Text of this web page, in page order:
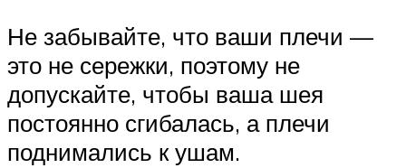
Не забывайте, что ваши плечи —
это не сережки, поэтому не
допускайте, чтобы ваша шея
постоянно сгибалась, а плечи
поднимались к ушам.